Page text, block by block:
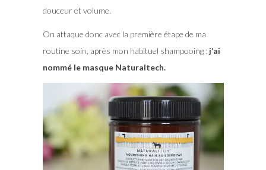
douceur et volume.
On attaque donc avec la première étape de ma
routine soin, après mon habituel shampooing : j’ai
nommé le masque Naturaltech.